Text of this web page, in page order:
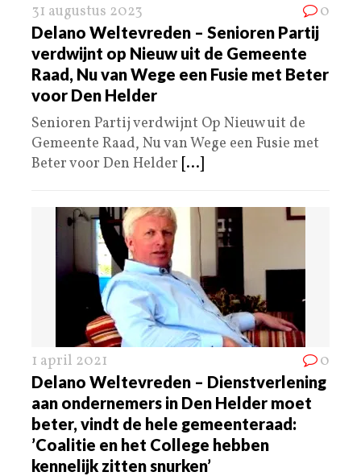
31 augustus 2023 0
Delano Weltevreden – Senioren Partij
verdwijnt op Nieuw uit de Gemeente
Raad, Nu van Wege een Fusie met Beter
voor Den Helder
Senioren Partij verdwijnt Op Nieuw uit de
Gemeente Raad, Nu van Wege een Fusie met
Beter voor Den Helder [...]
1 april 2021 0
Delano Weltevreden – Dienstverlening
aan ondernemers in Den Helder moet
beter, vindt de hele gemeenteraad:
’Coalitie en het College hebben
kennelijk zitten snurken’